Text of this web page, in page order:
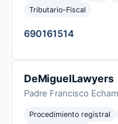
Tributario-Fiscal
690161514
DeMiguelLawyers
Padre Francisco
Procedimiento registral